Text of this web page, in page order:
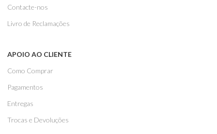
Contacte-nos
Livro de Reclamações
APOIO AO CLIENTE
Como Comprar
Pagamentos
Entregas
Trocas e Devoluções